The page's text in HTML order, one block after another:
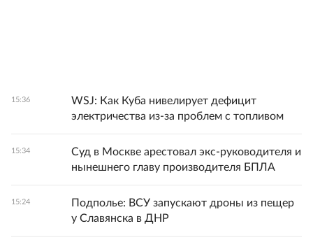
15:36
WSJ: Как Куба нивелирует дефицит
электричества из-за проблем с топливом
15:34
Суд в Москве арестовал экс-руководителя и
нынешнего главу производителя БПЛА
15:24
Подполье: ВСУ запускают дроны из пещер
у Славянска в ДНР